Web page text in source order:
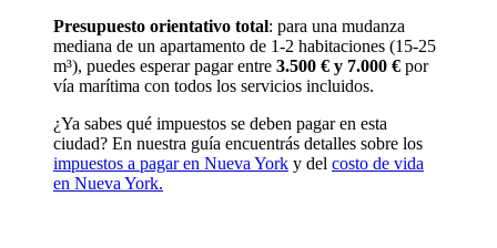
Presupuesto orientativo total: para una mudanza
mediana de un apartamento de 1-2 habitaciones (15-25
m³), puedes esperar pagar entre 3.500 € y 7.000 € por
vía marítima con todos los servicios incluidos.
¿Ya sabes qué impuestos se deben pagar en esta
ciudad? En nuestra guía encuentrás detalles sobre los
impuestos a pagar en Nueva York y del costo de vida
en Nueva York.